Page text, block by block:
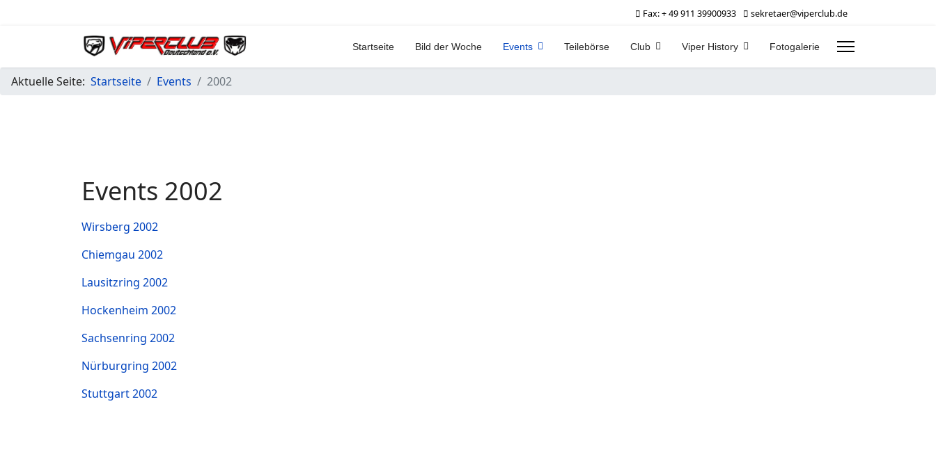
Fax: + 49 911 39900933 sekretaer@viperclub.de
Startseite Bild der Woche Events Teilebörse Club Viper History Fotogalerie
Aktuelle Seite: Startseite Events 2002
Events 2002
Wirsberg 2002
Chiemgau 2002
Lausitzring 2002
Hockenheim 2002
Sachsenring 2002
Nürburgring 2002
Stuttgart 2002